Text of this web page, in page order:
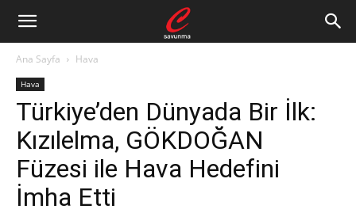
Ana Sayfa Hava
Hava
Türkiye’den Dünyada Bir İlk:
Kızılelma, GÖKDOĞAN
Füzesi ile Hava Hedefini
İmha Etti